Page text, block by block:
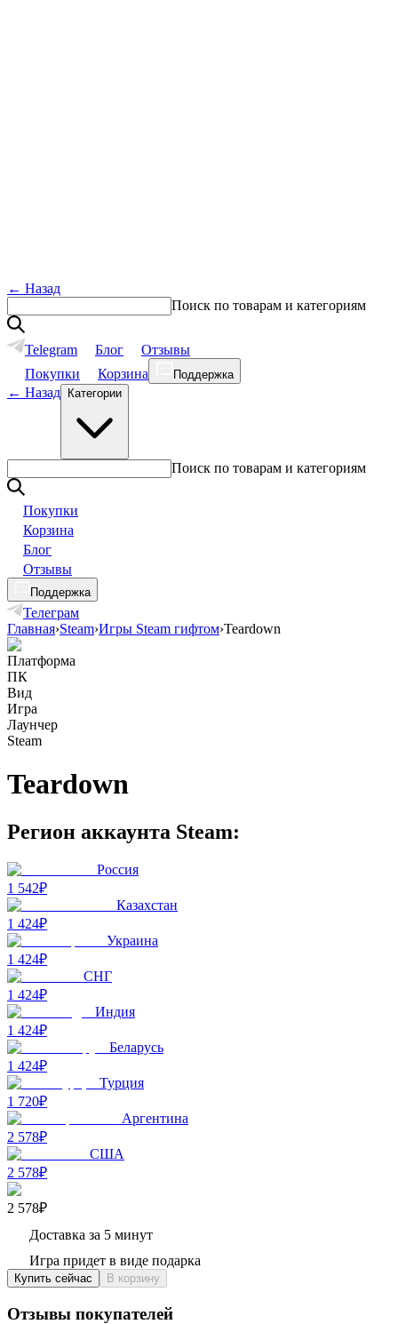
← Назад
Поиск по товарам и категориям
Telegram Блог
Отзывы
Покупки
Корзина Поддержка
← Назад Категории
Поиск по товарам и категориям
Покупки
Корзина
Блог
Отзывы
Поддержка
Телеграм
Главная›Steam›Игры Steam гифтом›Teardown
Платформа
ПК
Вид
Игра
Лаунчер
Steam
Teardown
Регион аккаунта Steam:
Россия
1 542₽
Казахстан
1 424₽
Украина
1 424₽
СНГ
1 424₽
Индия
1 424₽
Беларусь
1 424₽
Турция
1 720₽
Аргентина
2 578₽
США
2 578₽
2 578₽
Доставка за 5 минут
Игра придет в виде подарка
Купить сейчас В корзину
Отзывы покупателей